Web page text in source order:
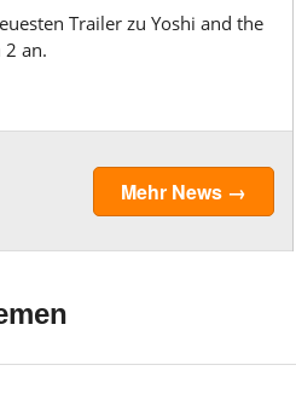
Trailer zu Yoshi and the
an.
Mehr News →